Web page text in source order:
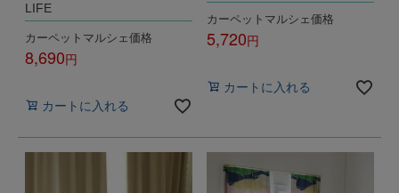
LIFE
カーペットマルシェ価格
8,690
カートに入れる
カーペットマルシェ価格
5,720
カートに入れる